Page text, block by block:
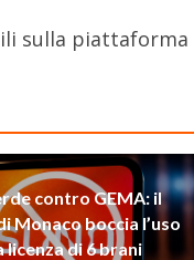
sulla piattaforma
contro GEMA: il
Monaco boccia l’uso
licenza di 6 brani